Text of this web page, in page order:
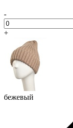
-
+
бежевый